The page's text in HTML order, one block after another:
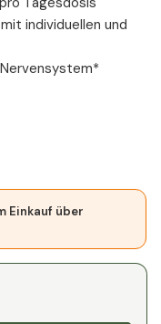
individuellen und
Einkauf über